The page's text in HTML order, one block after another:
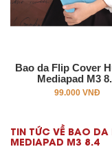
Bao da Flip Cover
Mediapad M3
99.000 VNĐ
TIN TỨC VỀ BAO DA
MEDIAPAD M3 8.4